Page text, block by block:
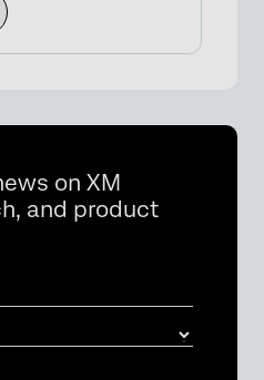
on XM
and product